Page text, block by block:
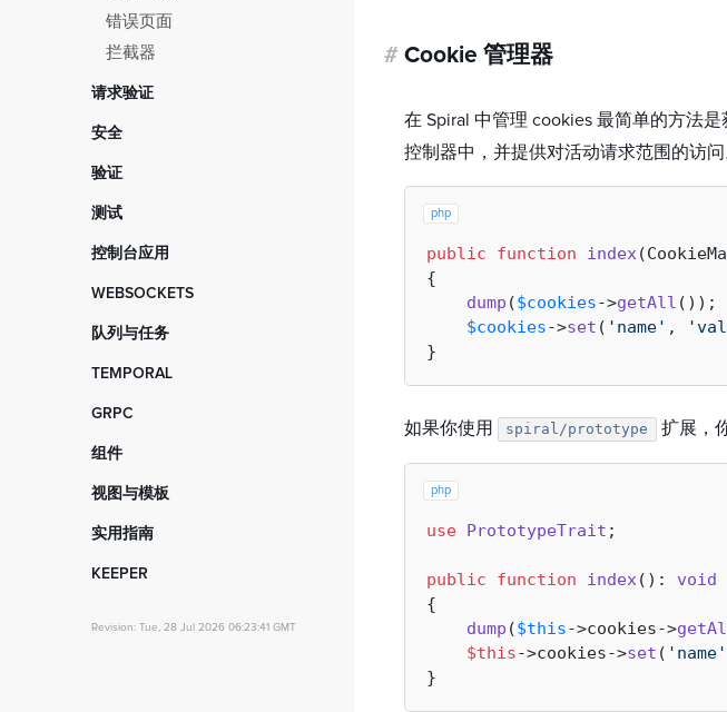
错误页面
拦截器
请求验证
入门指南
拦截器
从 2.x 版本迁移
安全
数据加密
验证
入门指南
Laravel 验证器
测试
入门指南
队列测试
邮件测试
控制台应用
入门指南
拦截器
WEBSOCKETS
入门指南
Centrifugo API
拦截器
队列与任务
入门指南
拦截器
TEMPORAL
入门指南
GRPC
入门指南
拦截器
组件
数据网格
存储与云分发
视图与模板
入门指南
实用指南
快速开始
基于 JWT 的身份验证
KEEPER
启动器
Revision: Tue, 28 Jul 2026 06:23:41 GMT
# Cookie 管理器
在 Spiral 中管理 cookies 最简单的方法是
控制器中，并提供对活动请求范围的访问
php
public function index(
{
dump ($cookies->getAll ());
$cookies->set ( 'name' ,
如果你使用 spiral/prototype 扩展，
php
use PrototypeTrait ;
public function index( ): void
{
dump ($this->cookies->
$this->cookies->set ( 'name'